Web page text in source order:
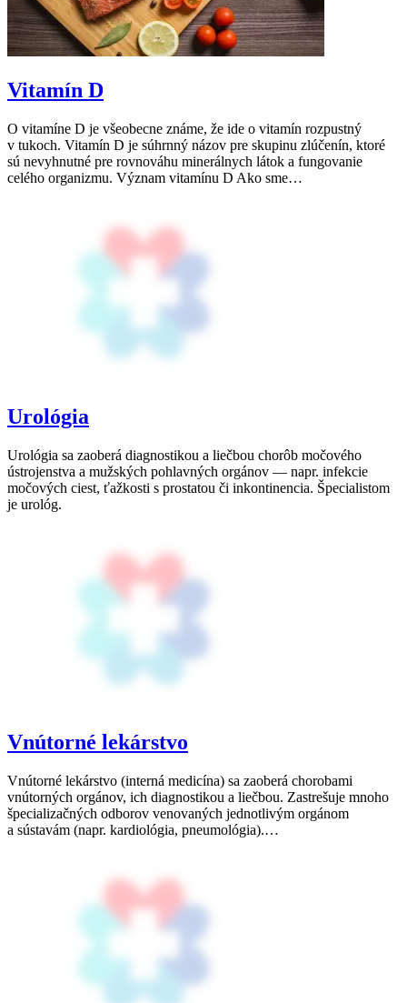
Vitamín D
O vitamíne D je všeobecne známe, že ide o vitamín rozpustný
v tukoch. Vitamín D je súhrnný názov pre skupinu zlúčenín, ktoré
sú nevyhnutné pre rovnováhu minerálnych látok a fungovanie
celého organizmu. Význam vitamínu D Ako sme…
Urológia
Urológia sa zaoberá diagnostikou a liečbou chorôb močového
ústrojenstva a mužských pohlavných orgánov — napr. infekcie
močových ciest, ťažkosti s prostatou či inkontinencia. Špecialistom
je urológ.
Vnútorné lekárstvo
Vnútorné lekárstvo (interná medicína) sa zaoberá chorobami
vnútorných orgánov, ich diagnostikou a liečbou. Zastrešuje mnoho
špecializačných odborov venovaných jednotlivým orgánom
a sústavám (napr. kardiológia, pneumológia).…